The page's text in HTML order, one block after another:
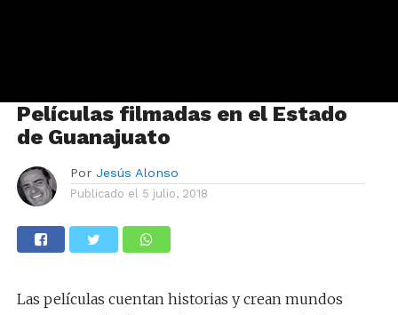
Películas filmadas en el Estado
de Guanajuato
Por Jesús Alonso
Publicado el 5 julio, 2018
Las películas cuentan historias y crean mundos